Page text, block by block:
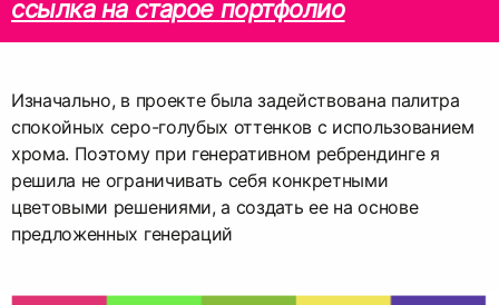
ссылка на старое портфолио
Изначально, в проекте была задействована палитра
спокойных серо-голубых оттенков с использованием
хрома. Поэтому при генеративном ребрендинге я
решила не ограничивать себя конкретными
цветовыми решениями, а создать ее на основе
предложенных генераций